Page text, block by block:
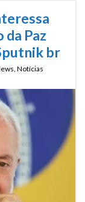
Paz
br
, Notícias